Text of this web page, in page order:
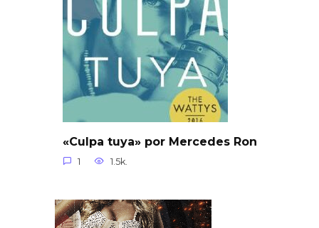
«Culpa tuya» por Mercedes Ron
1 1.5k.